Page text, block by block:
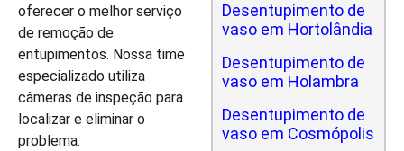
oferecer o melhor serviço
de remoção de
entupimentos. Nossa time
especializado utiliza
câmeras de inspeção para
localizar e eliminar o
problema.
Desentupimento de
vaso em Hortolândia
Desentupimento de
vaso em Holambra
Desentupimento de
vaso em Cosmópolis